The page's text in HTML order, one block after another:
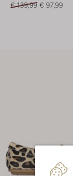
€ 139,99 € 97,99